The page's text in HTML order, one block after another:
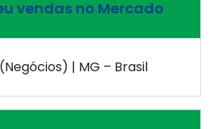
vendas no Mercado
| MG – Brasil